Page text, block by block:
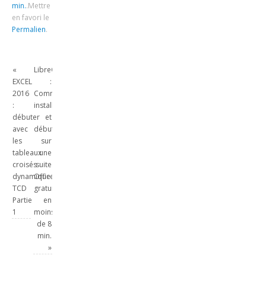
min..Mettre
en favori le
Permalien.
«
EXCEL
2016
:
débuter
avec
les
tableaux
croisés
dynamique
TCD
Partie
1
LibreOffice
:
Comment
installer
et
débuter
sur
une
suite
Office
gratuite
en
moins
de 8
min.
»